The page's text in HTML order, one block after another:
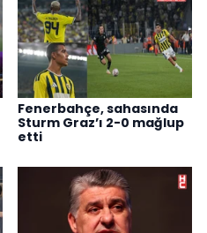
Fenerbahçe, sahasında
Sturm Graz’ı 2-0 mağlup
etti